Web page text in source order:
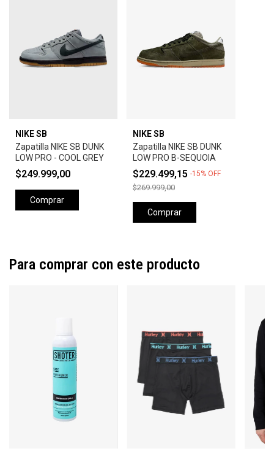
NIKE SB
Zapatilla NIKE SB DUNK
LOW PRO - COOL GREY
$249.999,00
Comprar
NIKE SB
Zapatilla NIKE SB DUNK
LOW PRO B-SEQUOIA
$229.499,15-15% OFF
$269.999,00
Comprar
Para comprar con este producto